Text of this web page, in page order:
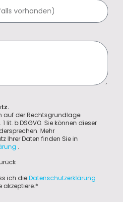
auf der Rechtsgrundlage
lit. b DSGVO. Sie können dieser
Mehr
Ihrer Daten finden Sie in
.
ich dieDatenschutzerklärung
akzeptiere.*